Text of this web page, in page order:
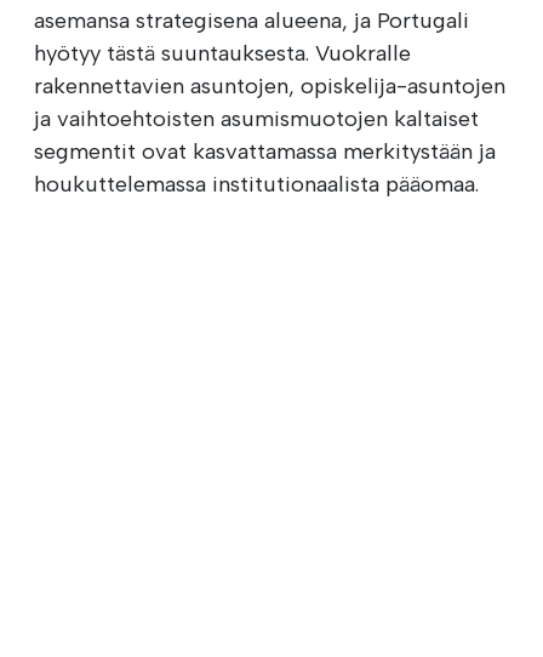
asemansa strategisena alueena, ja Portugali
hyötyy tästä suuntauksesta. Vuokralle
rakennettavien asuntojen, opiskelija-asuntojen
ja vaihtoehtoisten asumismuotojen kaltaiset
segmentit ovat kasvattamassa merkitystään ja
houkuttelemassa institutionaalista pääomaa.